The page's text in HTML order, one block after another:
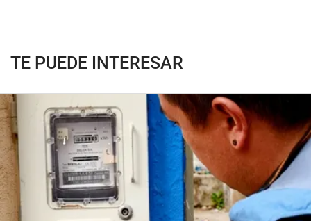
TE PUEDE INTERESAR